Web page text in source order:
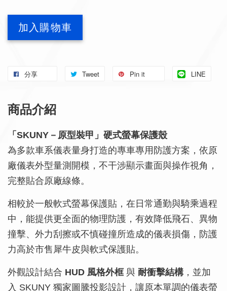
加入購物車
分享 Tweet Pin it LINE
商品介紹
「SKUNY－原型裝甲」硬式螢幕保護殼
為多款車系儀表量身打造的專車專用防護方案，依原
廠儀表外型量測開模，不干涉顯示畫面與操作視角，
完整貼合原廠線條。
相較於一般軟式螢幕保護貼，在日常通勤與騎乘過程
中，能提供更全面的物理防護，有效降低飛石、異物
撞擊、外力刮擦或不慎碰撞所造成的儀表損傷，防護
力高於市售犀牛皮與軟式保護貼。
外觀設計結合 HUD 風格外框與 耐衝擊結構，並加
入 SKUNY 獨家圖騰投影設計，讓原本單調的儀表螢